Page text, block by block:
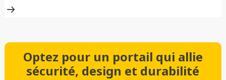
Optez pour un portail qui allie
sécurité, design et durabilité